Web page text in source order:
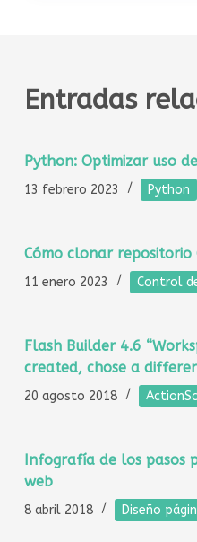
Entradas
Python: Optimizar uso
13 febrero 2023 Python
Cómo clonar repositorio
11 enero 2023 Control
Flash Builder 4.6
created, chose a
20 agosto 2018
Infografía de los pasos
web
8 abril 2018 Diseño